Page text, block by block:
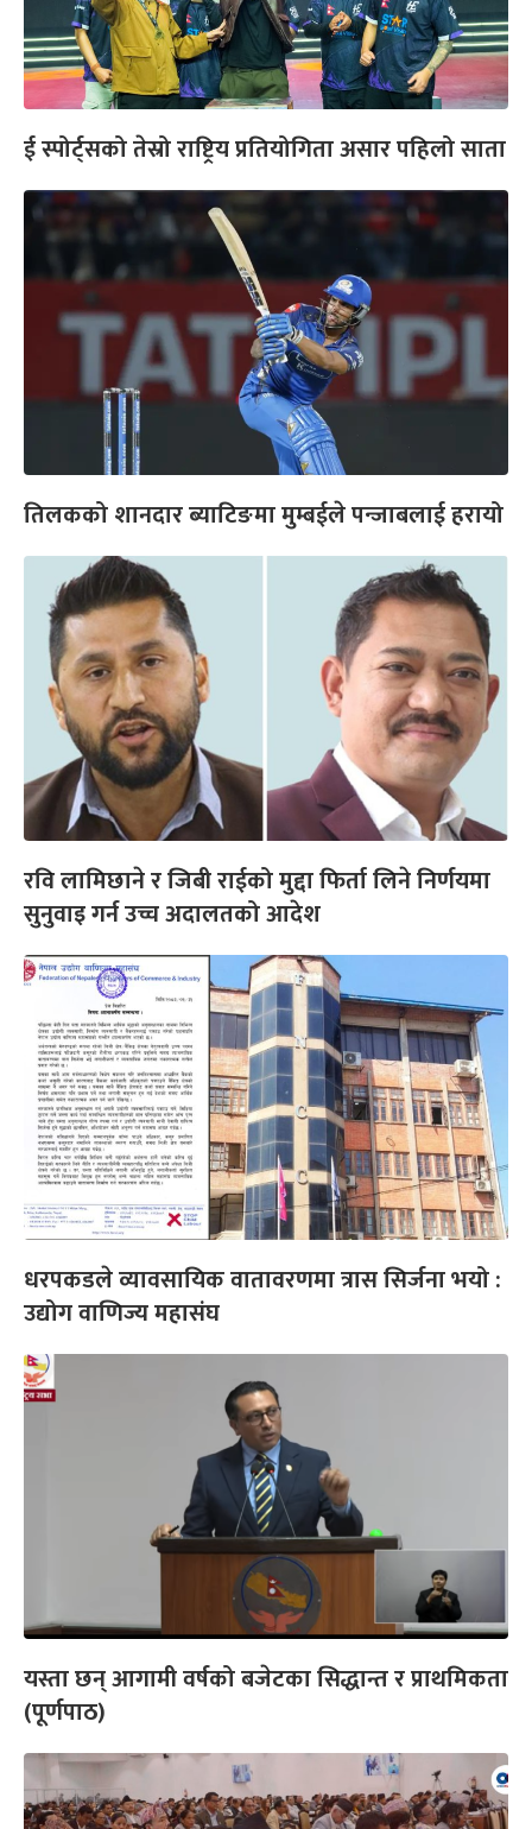
ई स्पोर्ट्सको तेस्रो राष्ट्रिय प्रतियोगिता असार पहिलो साता
तिलकको शानदार ब्याटिङमा मुम्बईले पन्जाबलाई हरायो
रवि लामिछाने र जिबी राईको मुद्दा फिर्ता लिने निर्णयमा
सुनुवाइ गर्न उच्च अदालतको आदेश
धरपकडले व्यावसायिक वातावरणमा त्रास सिर्जना भयो :
उद्योग वाणिज्य महासंघ
यस्ता छन् आगामी वर्षको बजेटका सिद्धान्त र प्राथमिकता
(पूर्णपाठ)